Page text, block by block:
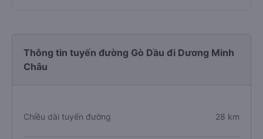
Thông tin tuyến đường Gò Dầu đi Dương Minh
Châu
Chiều dài tuyến đường 28 km